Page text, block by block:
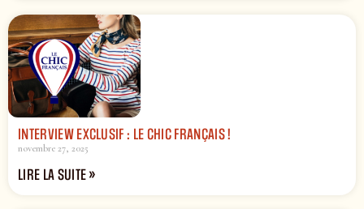
INTERVIEW EXCLUSIF : LE CHIC FRANÇAIS !
novembre 27, 2025
LIRE LA SUITE »